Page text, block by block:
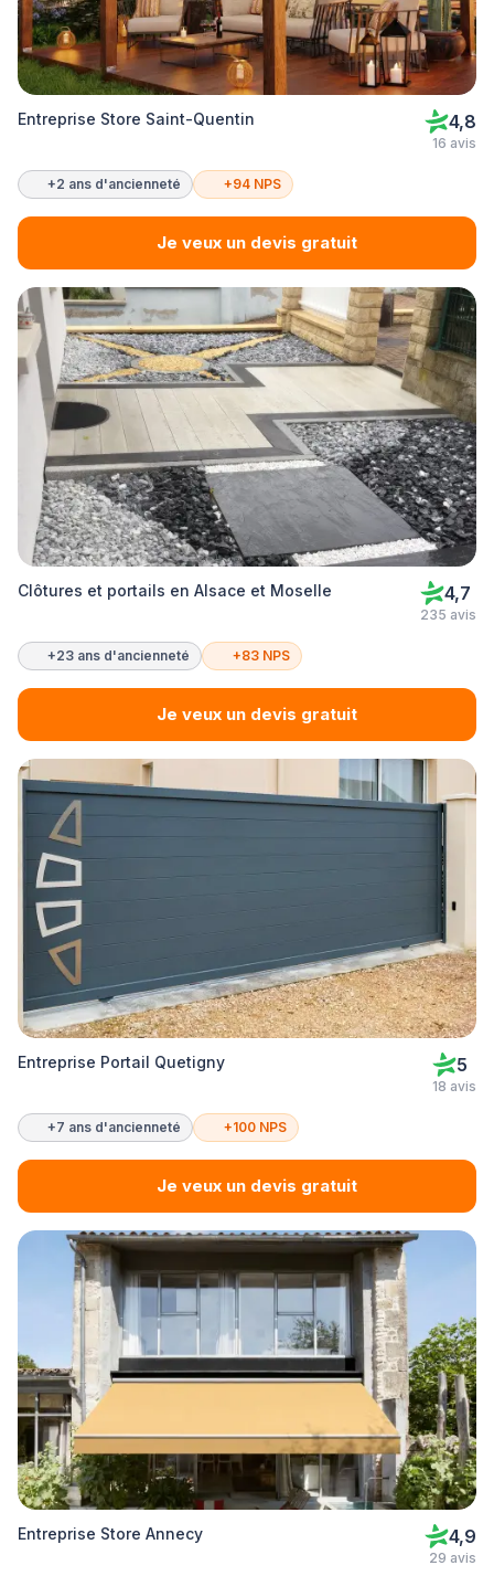
Entreprise Store Saint-Quentin 4,8
16 avis
+2 ans d'ancienneté +94 NPS
Je veux un devis gratuit
Clôtures et portails en Alsace et Moselle 4,7
235 avis
+23 ans d'ancienneté +83 NPS
Je veux un devis gratuit
Entreprise Portail Quetigny 5
18 avis
+7 ans d'ancienneté +100 NPS
Je veux un devis gratuit
Entreprise Store Annecy 4,9
29 avis